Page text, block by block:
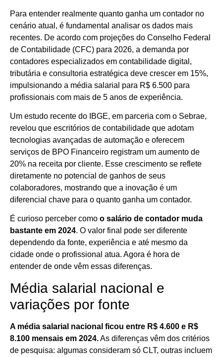
Para entender realmente quanto ganha um contador no
cenário atual, é fundamental analisar os dados mais
recentes. De acordo com projeções do Conselho Federal
de Contabilidade (CFC) para 2026, a demanda por
contadores especializados em contabilidade digital,
tributária e consultoria estratégica deve crescer em 15%,
impulsionando a média salarial para R$ 6.500 para
profissionais com mais de 5 anos de experiência.
Um estudo recente do IBGE, em parceria com o Sebrae,
revelou que escritórios de contabilidade que adotam
tecnologias avançadas de automação e oferecem
serviços de BPO Financeiro registram um aumento de
20% na receita por cliente. Esse crescimento se reflete
diretamente no potencial de ganhos de seus
colaboradores, mostrando que a inovação é um
diferencial chave para o quanto ganha um contador.
É curioso perceber como o salário de contador muda
bastante em 2024. O valor final pode ser diferente
dependendo da fonte, experiência e até mesmo da
cidade onde o profissional atua. Agora é hora de
entender de onde vêm essas diferenças.
Média salarial nacional e
variações por fonte
A média salarial nacional ficou entre R$ 4.600 e R$
8.100 mensais em 2024.As diferenças vêm dos critérios
de pesquisa: algumas consideram só CLT, outras incluem